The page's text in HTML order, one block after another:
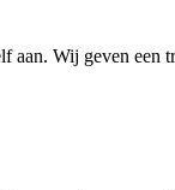
aan. Wij geven een